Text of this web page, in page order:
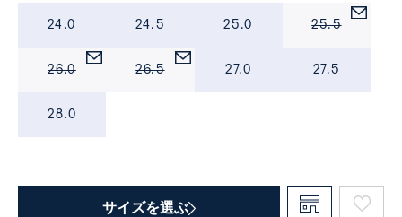
24.0 24.5 25.0 25.5
26.0 26.5 27.0 27.5
28.0
サイズを選ぶ